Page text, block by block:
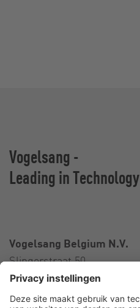
Vogelsang -
Leading in Technology
Vogelsang Belgium N.V.
Slingerstraat 50
8820 Torhout
België